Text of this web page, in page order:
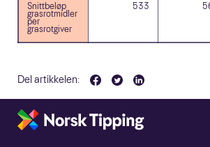
Snittbeløp
grasrotmidler
per
grasrotgiver
533
Del artikkelen: